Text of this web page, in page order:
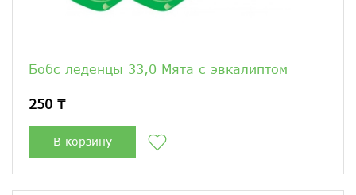
Бобс леденцы 33,0 Мята с эвкалиптом
250 ₸
В корзину